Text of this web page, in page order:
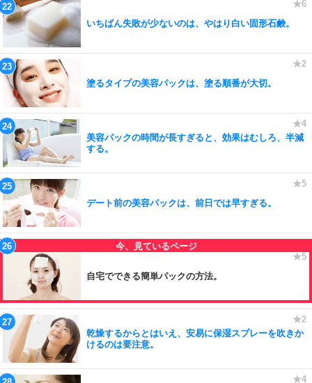
いちばん失敗が少ないのは、やはり白い固形石鹸。
塗るタイプの美容パックは、塗る順番が大切。
美容パックの時間が長すぎると、効果はむしろ、半減
する。
デート前の美容パックは、前日では早すぎる。
自宅でできる簡単パックの方法。
乾燥するからとはいえ、安易に保湿スプレーを吹きか
けるのは要注意。